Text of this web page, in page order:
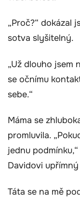
„Proč?“ dokázal
sotva slyšitelný.
„Už dlouho jsem
se očnímu
sebe.“
Máma se
promluvila.
jednu
Davidovi
Táta se na mě